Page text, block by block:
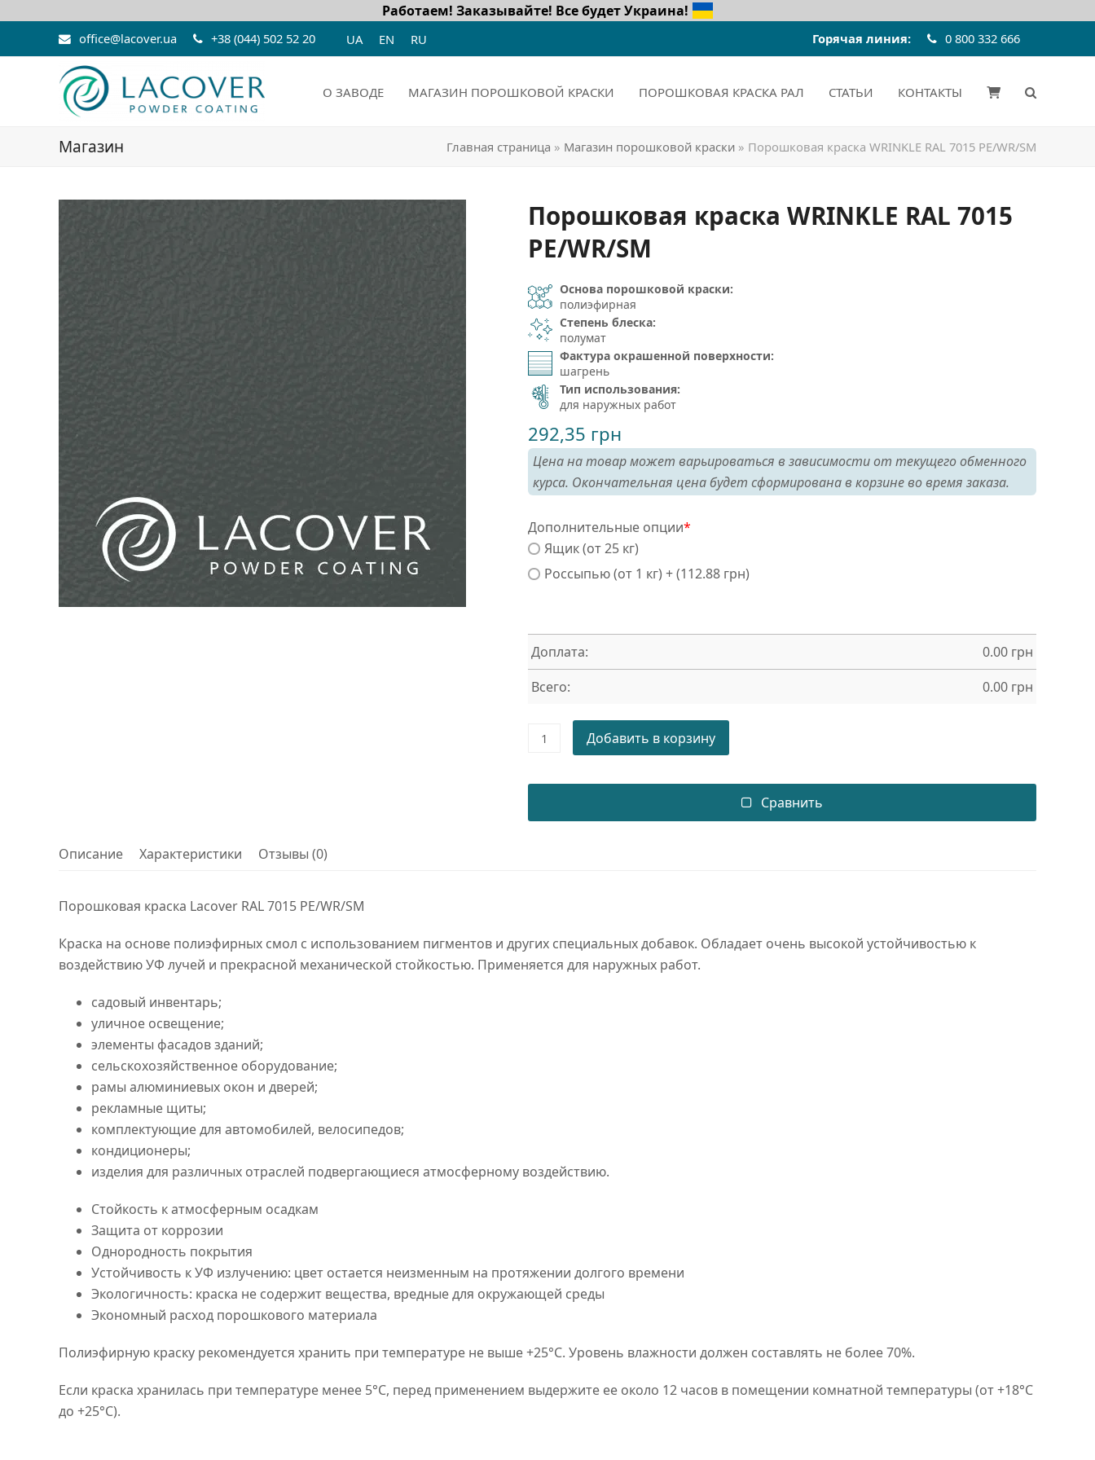
Работаем! Заказывайте! Все будет Украина!
office@lacover.ua +38 (044) 502 52 20 UA EN RU Горячая линия: 0 800 332 666
О ЗАВОДЕ МАГАЗИН ПОРОШКОВОЙ КРАСКИ ПОРОШКОВАЯ КРАСКА РАЛ СТАТЬИ КОНТАКТЫ
Магазин Главная страница » Магазин порошковой краски » Порошковая краска WRINKLE RAL 7015 РЕ/WR/SM
Порошковая краска WRINKLE RAL 7015
РЕ/WR/SM
Основа порошковой краски:
полиэфирная
Степень блеска:
полумат
Фактура окрашенной поверхности:
шагрень
Тип использования:
для наружных работ
292,35 грн
Цена на товар может варьироваться в зависимости от текущего обменного
курса. Окончательная цена будет сформирована в корзине во время заказа.
Дополнительные опции*
Ящик (от 25 кг)
Россыпью (от 1 кг) + (112.88 грн)
Доплата: 0.00 грн
Всего:
0.00 грн
Порошковая
7015
Добавить в корзину
Сравнить
Описание Характеристики Отзывы (0)
Порошковая краска Lacover RAL 7015 PE/WR/SM
Краска на основе полиэфирных смол с использованием пигментов и других специальных добавок. Обладает очень высокой устойчивостью к
воздействию УФ лучей и прекрасной механической стойкостью. Применяется для наружных работ.
садовый инвентарь;
уличное освещение;
элементы фасадов зданий;
сельскохозяйственное оборудование;
рамы алюминиевых окон и дверей;
рекламные щиты;
комплектующие для автомобилей, велосипедов;
кондиционеры;
изделия для различных отраслей подвергающиеся атмосферному воздействию.
Стойкость к атмосферным осадкам
Защита от коррозии
Однородность покрытия
Устойчивость к УФ излучению: цвет остается неизменным на протяжении долгого времени
Экологичность: краска не содержит вещества, вредные для окружающей среды
Экономный расход порошкового материала
Полиэфирную краску рекомендуется хранить при температуре не выше +25°C. Уровень влажности должен составлять не более 70%.
Если краска хранилась при температуре менее 5°C, перед применением выдержите ее около 12 часов в помещении комнатной температуры (от +18°C
до +25°C).